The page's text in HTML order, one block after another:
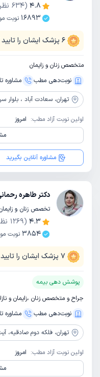
4.8
(
634
16893 نوبت
6 پزشک ایشان را تایید
متخصص زنان و زایمان
نوبت‌دهی مطب
مشاوره‌
تهران، سعادت آباد ، بلوار سرو غربی ،
اولین نوبت آزاد مطب: امروز
مشاوره آنلاین بگیرید
دکتر طاهره
تخصص زنان و
4.3
(
1269
3854 نوبت
7 پزشک ایشان را تایید
پوشش دهی بیمه
جراح و متخصص زنان ،زایمان و
نوبت‌دهی مطب
مشاوره‌
تهران، فلکه دوم صادقیه، آیت الله کاشانی ، بین
اولین نوبت آزاد مطب: امروز